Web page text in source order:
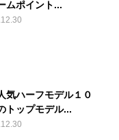
ムポイント...
気ハーフモデル１０
トップモデル...